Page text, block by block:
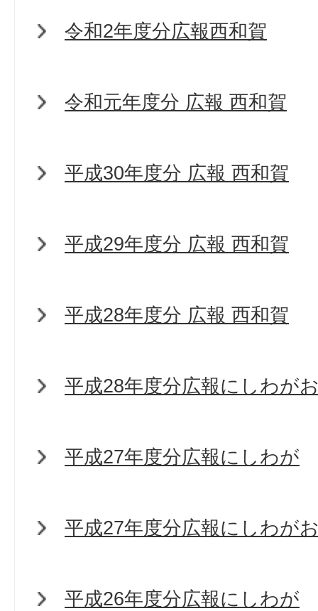
令和2年度分広報西和賀
令和元年度分 広報 西和賀
平成30年度分 広報 西和賀
平成29年度分 広報 西和賀
平成28年度分 広報 西和賀
平成28年度分広報にしわが
平成27年度分広報にしわが
平成27年度分広報にしわが
平成26年度分広報にしわが